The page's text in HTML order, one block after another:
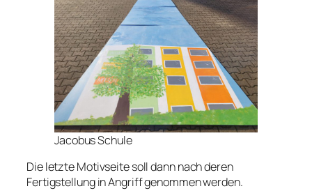
Jacobus Schule
Die letzte Motivseite soll dann nach deren
Fertigstellung in Angriff genommen werden.